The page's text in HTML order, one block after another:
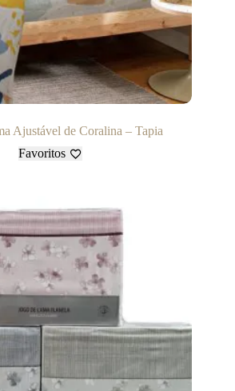
Ajustável de Coralina – Tapia
Favoritos